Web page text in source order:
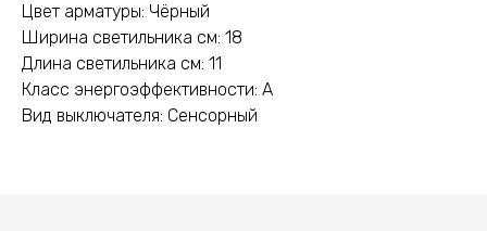
Цвет арматуры: Чёрный
Ширина светильника см: 18
Длина светильника см: 11
Класс энергоэффективности: A
Вид выключателя: Сенсорный